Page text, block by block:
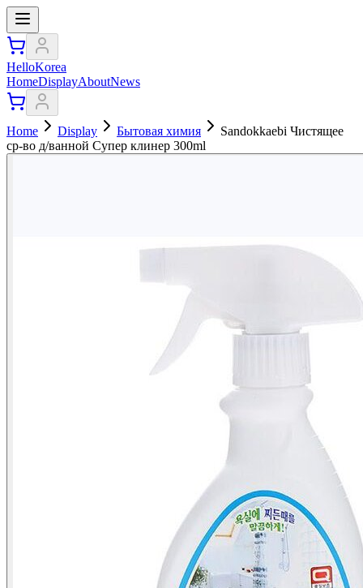
HelloKorea
HomeDisplayAboutNews
Home Display Бытовая химия
Sandokkaebi Чистящее
ср-во д/ванной Супер клинер 300ml